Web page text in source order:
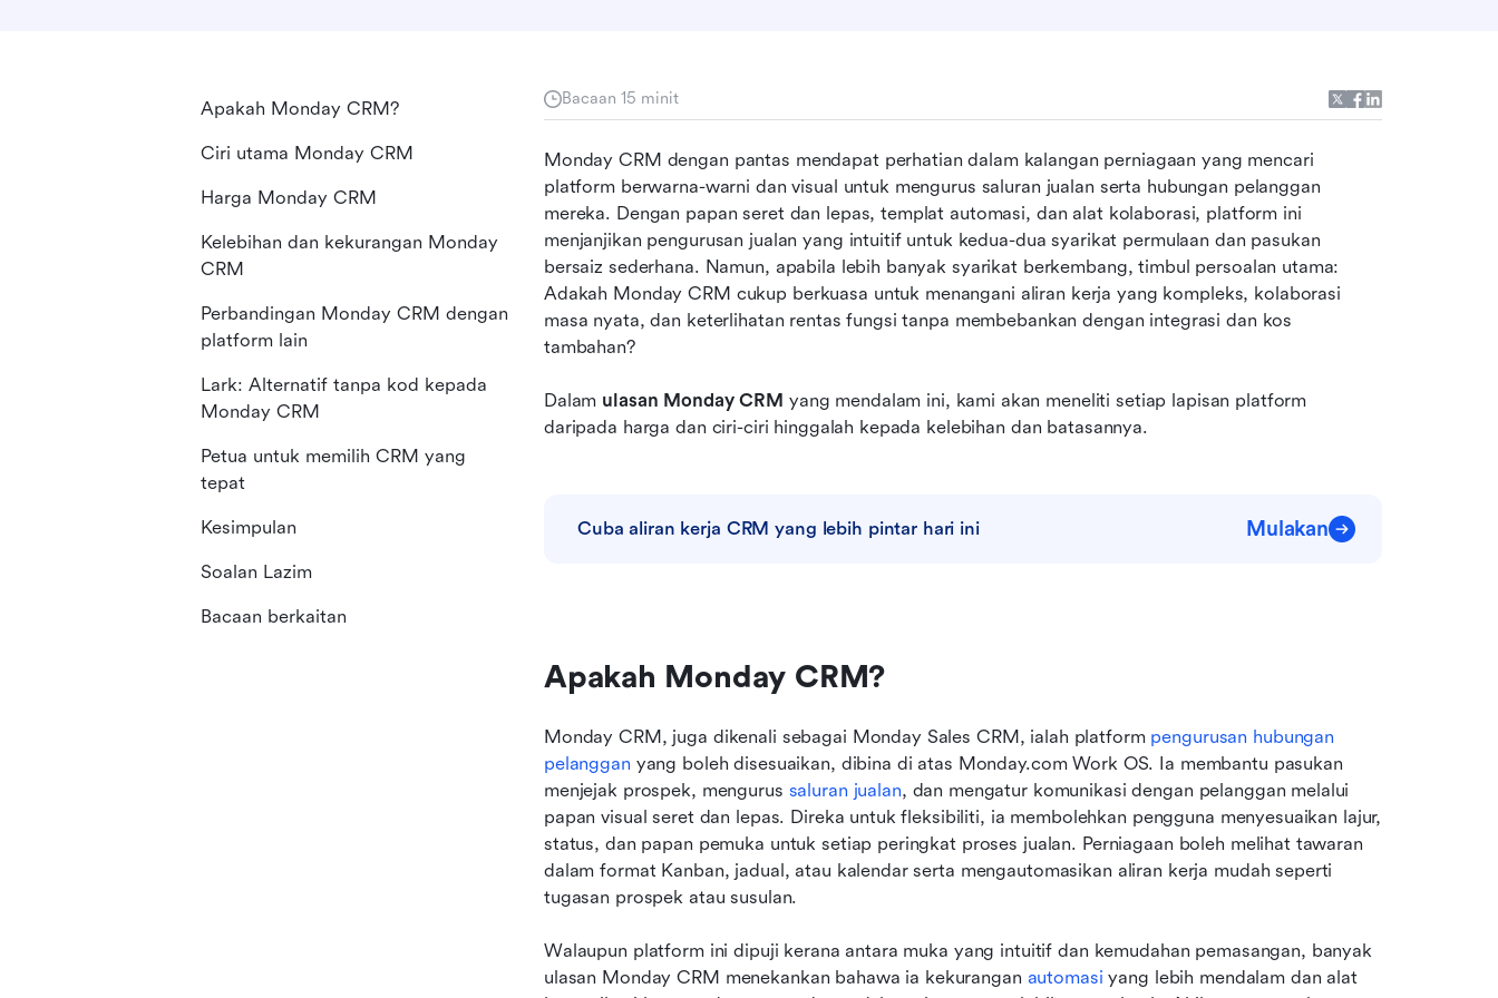
Bacaan 15 minit
Monday CRM dengan pantas mendapat perhatian dalam kalangan perniagaan yang mencari
platform berwarna-warni dan visual untuk mengurus saluran jualan serta hubungan pelanggan
mereka. Dengan papan seret dan lepas, templat automasi, dan alat kolaborasi, platform ini
menjanjikan pengurusan jualan yang intuitif untuk kedua-dua syarikat permulaan dan pasukan
bersaiz sederhana. Namun, apabila lebih banyak syarikat berkembang, timbul persoalan utama:
Adakah Monday CRM cukup berkuasa untuk menangani aliran kerja yang kompleks, kolaborasi
masa nyata, dan keterlihatan rentas fungsi tanpa membebankan dengan integrasi dan kos
tambahan?
Dalam ulasan Monday CRM yang mendalam ini, kami akan meneliti setiap lapisan platform
daripada harga dan ciri-ciri hinggalah kepada kelebihan dan batasannya.
Cuba aliran kerja CRM yang lebih pintar hari ini Mulakan
Apakah Monday CRM?
Monday CRM, juga dikenali sebagai Monday Sales CRM, ialah platform pengurusan hubungan
pelanggan yang boleh disesuaikan, dibina di atas Monday.com Work OS. Ia membantu pasukan
menjejak prospek, mengurus saluran jualan, dan mengatur komunikasi dengan pelanggan melalui
papan visual seret dan lepas. Direka untuk fleksibiliti, ia membolehkan pengguna menyesuaikan lajur,
status, dan papan pemuka untuk setiap peringkat proses jualan. Perniagaan boleh melihat tawaran
dalam format Kanban, jadual, atau kalendar serta mengautomasikan aliran kerja mudah seperti
tugasan prospek atau susulan.
Walaupun platform ini dipuji kerana antara muka yang intuitif dan kemudahan pemasangan, banyak
ulasan Monday CRM menekankan bahawa ia kekurangan automasi yang lebih mendalam dan alat
Apakah Monday CRM?
Ciri utama Monday CRM
Harga Monday CRM
Kelebihan dan kekurangan Monday
CRM
Perbandingan Monday CRM dengan
platform lain
Lark: Alternatif tanpa kod kepada
Monday CRM
Petua untuk memilih CRM yang
tepat
Kesimpulan
Soalan Lazim
Bacaan berkaitan